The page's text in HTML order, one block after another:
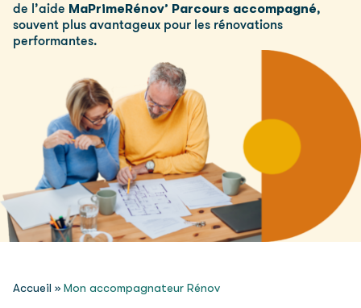
de l’aide MaPrimeRénov’ Parcours accompagné,
souvent plus avantageux pour les rénovations
performantes.
Accueil » Mon accompagnateur Rénov